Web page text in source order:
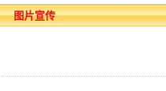
图片宣传